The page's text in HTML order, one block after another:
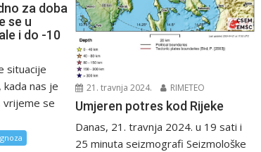
za doba
se u
i do -10
situacije
nas je
vrijeme se
21. travnja 2024. RIMETEO
Umjeren potres kod Rijeke
Danas, 21. travnja 2024. u 19 sati i
25 minuta seizmografi Seizmološke